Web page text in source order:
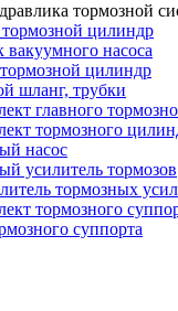
тормозной
цилиндр
вакуумного насоса
цилиндр
шланг, трубки
главного
тормозного
насос
усилитель тормозов
тормозных
тормозного
суппорта